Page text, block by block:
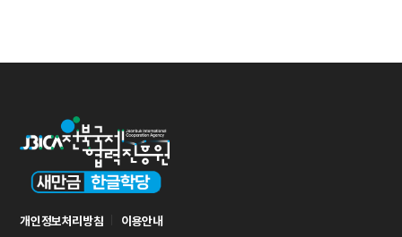
개인정보처리방침 이용안내